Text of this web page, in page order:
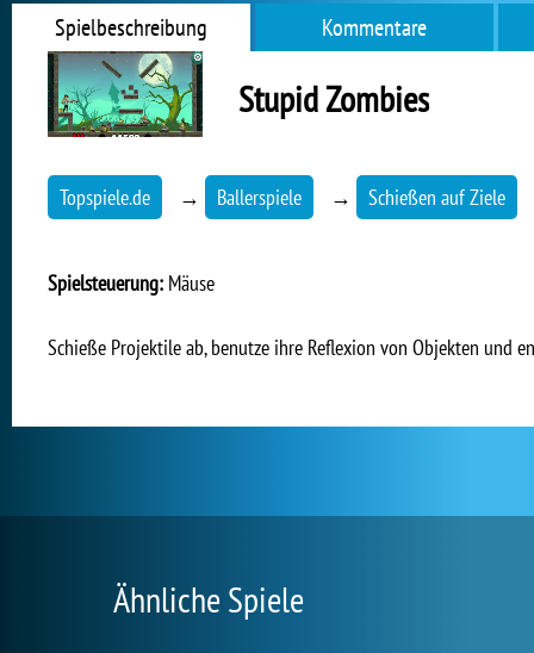
Spielbeschreibung Kommentare
Stupid Zombies
Topspiele.de → Ballerspiele → Schießen auf Ziele
Spielsteuerung: Mäuse
Schieße Projektile ab, benutze ihre Reflexion von Objekten und
Ähnliche Spiele